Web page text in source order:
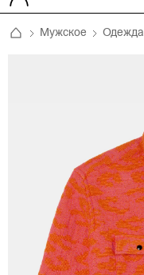
Мужское Одежда